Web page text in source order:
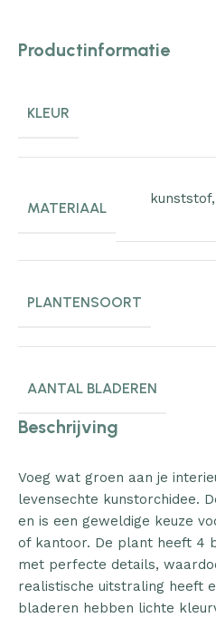
Productinformatie
KLEUR
MATERIAAL
kunststof,
PLANTENSOORT
AANTAL BLADEREN
Beschrijving
Voeg wat groen aan je
levensechte kunstorchidee.
en is een geweldige keuze
of kantoor. De plant heeft 4
met perfecte details,
realistische uitstraling heeft
bladeren hebben lichte